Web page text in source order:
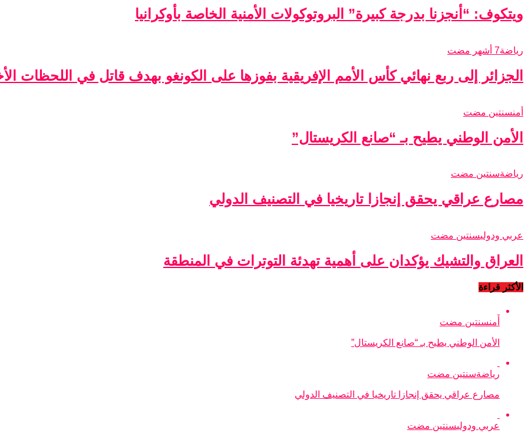
ويتكوف: “أنجزنا بدرجة كبيرة” البروتوكولات الأمنية الخاصة بأوكرانيا
رياضة7 أشهر مضت
الجزائر إلى ربع نهائي كأس الأمم الإفريقية بفوزها على الكونغو بهدف قاتل في اللحظات
أمنسنتين مضت
الأمن الوطني يطيح بـ “صانع الكريستال”
رياضةسنتين مضت
مصارع عراقي يحقق إنجازا تاريخيا في التصنيف الدولي
عربي ودوليسنتين مضت
العراق والتشيك يؤكدان على أهمية تهدئة التوترات في المنطقة
الأكثر قراءة
أمنسنتين مضت
الأمن الوطني يطيح بـ “صانع الكريستال”
رياضةسنتين مضت
مصارع عراقي يحقق إنجازا تاريخيا في التصنيف الدولي
عربي ودوليسنتين مضت